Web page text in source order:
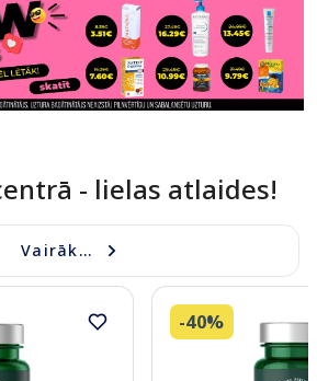
- lielas atlaides!
Vairāk...
-40%